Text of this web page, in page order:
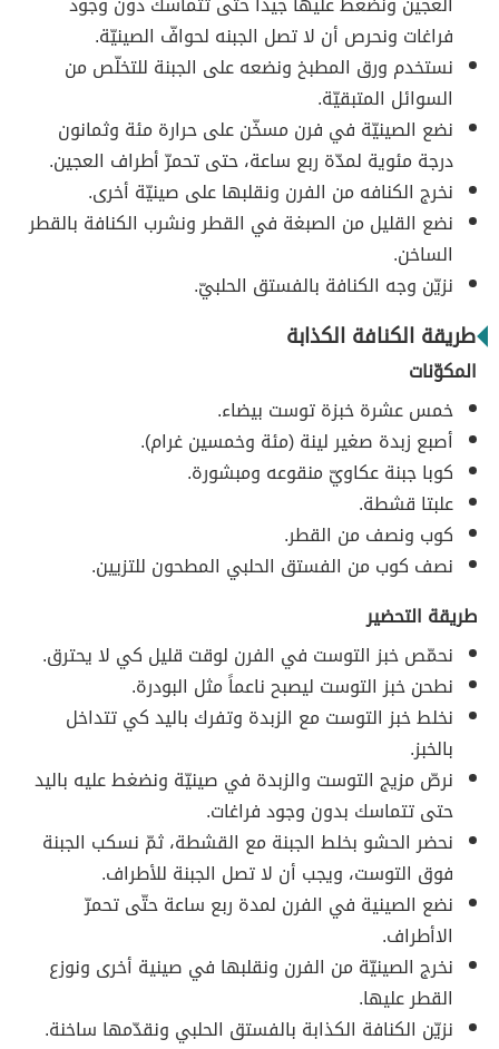
فراغات ونحرص أن لا تصل الجبنه لحوافّ الصينيّة.
نستخدم ورق المطبخ ونضعه على الجبنة للتخلّص من
السوائل المتبقيّة.
نضع الصينيّة في فرن مسخّن على حرارة مئة وثمانون
درجة مئوية لمدّة ربع ساعة، حتى تحمرّ أطراف العجين.
نخرج الكنافه من الفرن ونقلبها على صينيّة أخرى.
نضع القليل من الصبغة في القطر ونشرب الكنافة بالقطر
الساخن.
نزيّن وجه الكنافة بالفستق الحلبيّ.
طريقة الكنافة الكذابة
المكوّنات
خمس عشرة خبزة توست بيضاء.
أصبع زبدة صغير لينة (مئة وخمسين غرام).
كوبا جبنة عكاويّ منقوعه ومبشورة.
علبتا قشطة.
كوب ونصف من القطر.
نصف كوب من الفستق الحلبي المطحون للتزيين.
طريقة التحضير
نحمّص خبز التوست في الفرن لوقت قليل كي لا يحترق.
نطحن خبز التوست ليصبح ناعماً مثل البودرة.
نخلط خبز التوست مع الزبدة وتفرك باليد كي تتداخل
بالخبز.
نرصّ مزيج التوست والزبدة في صينيّة ونضغط عليه باليد
حتى تتماسك بدون وجود فراغات.
نحضر الحشو بخلط الجبنة مع القشطة، ثمّ نسكب الجبنة
فوق التوست، ويجب أن لا تصل الجبنة للأطراف.
نضع الصينية في الفرن لمدة ربع ساعة حتّى تحمرّ
الاأطراف.
نخرج الصينيّة من الفرن ونقلبها في صينية أخرى ونوزع
القطر عليها.
نزيّن الكنافة الكذابة بالفستق الحلبي ونقدّمها ساخنة.